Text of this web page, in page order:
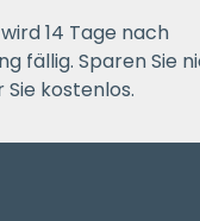
14 Tage nach
fällig. Sparen Sie
Sie kostenlos.